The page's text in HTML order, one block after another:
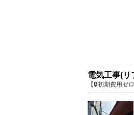
電気工事(リ
【🔒初期費用